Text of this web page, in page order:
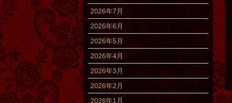
2026年7月
2026年6月
2026年5月
2026年4月
2026年3月
2026年2月
2026年1月